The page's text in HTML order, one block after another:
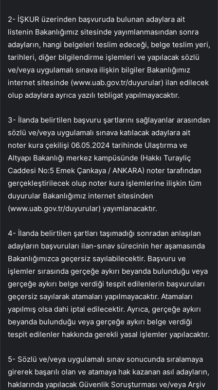
2- İŞKUR üzerinden başvuruda bulunan adaylara ait
listenin Bakanlığımız sitesinde yayımlanmasından sonra
adayların, hangi belgeleri teslim edeceği, belge teslim yeri,
tarihleri, diğer bilgilendirme işlemleri ve yapılacak sözlü
ve/veya uygulamalı sınava ilişkin bilgiler Bakanlığımız
internet sitesinde (www.uab.gov.tr/duyurular) ilan edilecek
olup adaylara ayrıca yazılı tebligat yapılmayacaktır.
3- İlanda belirtilen başvuru şartlarını sağlayanlar arasından
sözlü ve/veya uygulamalı sınava katılacak adaylara ait
noter kura çekilişi 06.05.2024 tarihinde Ulaştırma ve
Altyapı Bakanlığı merkez kampüsünde (Hakkı Turayliç
Caddesi No:5 Emek Çankaya / ANKARA) noter tarafından
gerçekleştirilecek olup noter kura işlemlerine ilişkin tüm
duyurular Bakanlığımız internet sitesinden
(www.uab.gov.tr/duyurular) yayımlanacaktır.
4- İlanda belirtilen şartları taşımadığı sonradan anlaşılan
adayların başvuruları ilan-sınav sürecinin her aşamasında
Bakanlığımızca geçersiz sayılabilecektir. Başvuru ve
işlemler sırasında gerçeğe aykırı beyanda bulunduğu veya
gerçeğe aykırı belge verdiği tespit edilenlerin başvuruları
geçersiz sayılarak atamaları yapılmayacaktır. Atamaları
yapılmış olsa dahi iptal edilecektir. Ayrıca, gerçeğe aykırı
beyanda bulunduğu veya gerçeğe aykırı belge verdiği
tespit edilenler hakkında gerekli yasal işlemler yapılacaktır.
5- Sözlü ve/veya uygulamalı sınav sonucunda sıralamaya
girerek başarılı olan ve atamaya hak kazanan asıl adayların,
haklarında yapılacak Güvenlik Soruşturması ve/veya Arşiv